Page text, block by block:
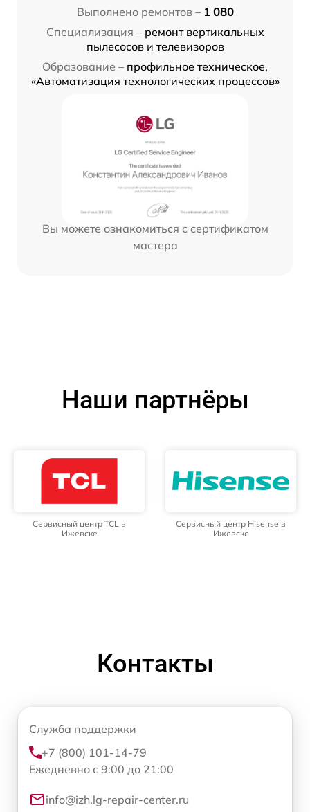
Выполнено ремонтов – 1 080
Специализация – ремонт вертикальных
пылесосов и телевизоров
Образование – профильное техническое,
«Автоматизация технологических процессов»
Вы можете ознакомиться с сертификатом
мастера
Наши партнёры
Сервисный центр TCL в
Ижевске
Сервисный центр Hisense в
Ижевске
Контакты
Служба поддержки
+7 (800) 101-14-79
Ежедневно с 9:00 до 21:00
info@izh.lg-repair-center.ru